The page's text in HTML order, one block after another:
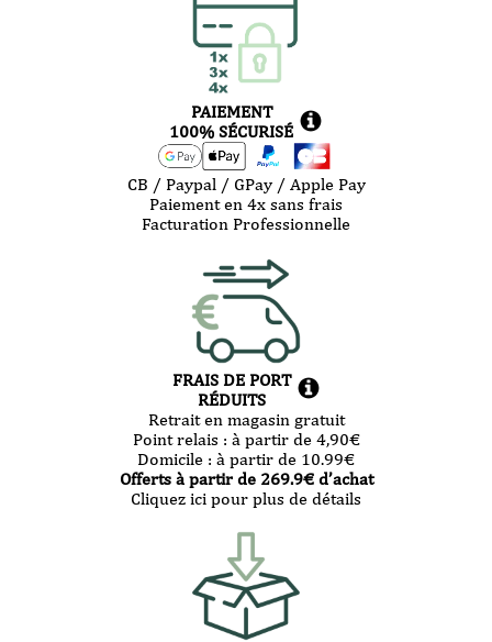
PAIEMENT
100% SÉCURISÉ
CB / Paypal / GPay / Apple Pay
Paiement en 4x sans frais
Facturation Professionnelle
FRAIS DE PORT
RÉDUITS
Retrait en magasin gratuit
Point relais : à partir de 4,90€
Domicile : à partir de 10.99€
Offerts à partir de 269.9€ d’achat
Cliquez ici pour plus de détails